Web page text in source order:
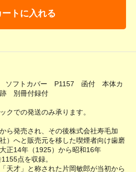
ートに入れる
ソフトカバー P1157 函付 本体カ
跡 別冊付録付
クでの発送のみ承ります。
ら発売され、その後株式会社寿毛加
）へと販売元を移した喫煙者向け歯磨
正14年（1925）から昭和16年
点を収録。
天才」と称された片岡敏郎が当初から